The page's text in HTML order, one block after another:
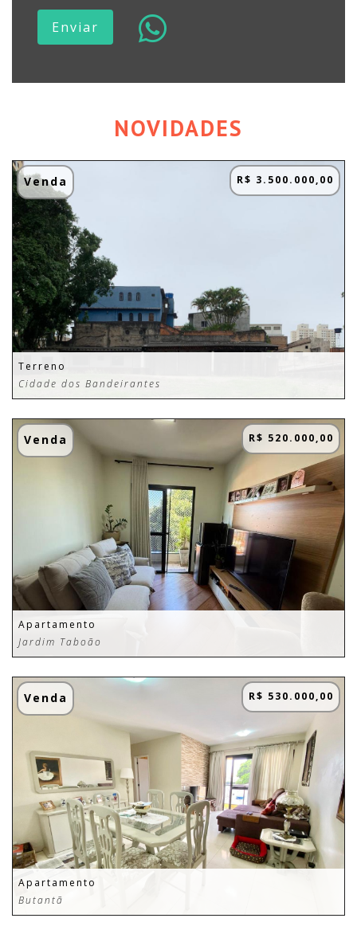
Enviar
NOVIDADES
Venda R$ 3.500.000,00
Terreno
Cidade dos Bandeirantes
Venda R$ 520.000,00
Apartamento
Jardim Taboão
Venda R$ 530.000,00
Apartamento
Butantã